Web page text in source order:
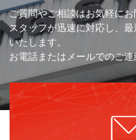
ご質問やご相談はお気軽に
スタッフが迅速に対応し、
いたします。
お電話またはメールでのご